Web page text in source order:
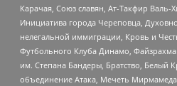
Карачая, Союз славян, Ат-Такфир
Инициатива города Череповца,
нелегальной иммиграции, Кровь и
Футбольного Клуба Динамо,
им. Степана Бандеры, Братство, Белый
объединение Атака, Мечеть